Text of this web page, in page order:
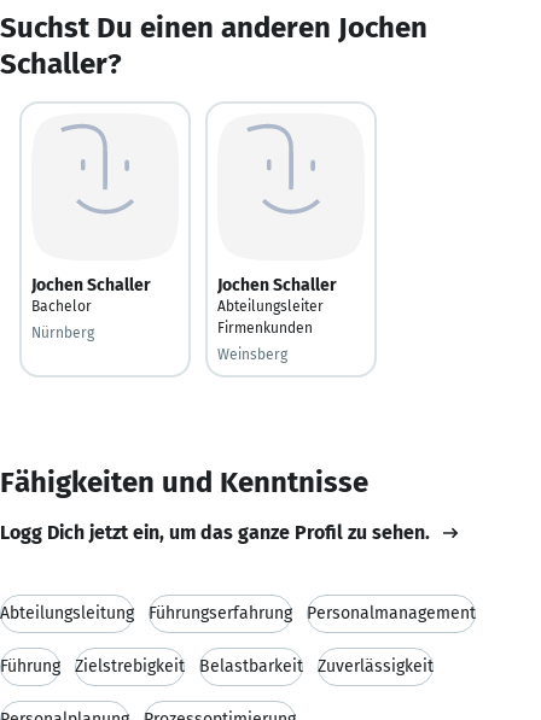
Suchst Du einen anderen Jochen
Schaller?
Jochen Schaller
Bachelor
Nürnberg
Jochen Schaller
Abteilungsleiter
Firmenkunden
Weinsberg
Fähigkeiten und Kenntnisse
Logg Dich jetzt ein, um das ganze Profil zu sehen.
Abteilungsleitung Führungserfahrung Personalmanagement
Führung Zielstrebigkeit Belastbarkeit Zuverlässigkeit